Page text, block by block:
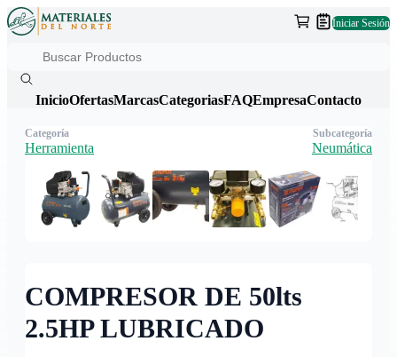
Iniciar Sesión
InicioOfertasMarcasCategoriasFAQEmpresaContacto
COMPRESOR DE 50lts
2.5HP LUBRICADO
Categoría
Herramienta
Subcategoría
Neumática